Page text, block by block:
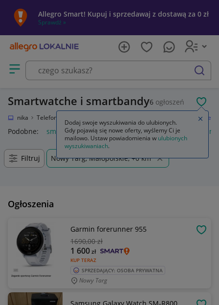
Allegro Smart! Kupuj i sprzedawaj z dostawą za 0 zł
Sprawdź »
Otwórz menu z kategoriami
szukaj
Smartwatche i smartbandy6 ogłoszeń
Telefony i Akcesoria Smartwatche
Podobne: smartwatch smartwatch garmin smartwatche
Filtruj Nowy Targ, Małopolskie, +0 km
Ogłoszenia
Garmin forerunner 955
1690,00 zł
KUP TERAZ
1 600zł
SPRZEDAJĄCY: OSOBA PRYWATNA
Nowy Targ
Dodaj swoje wyszukiwania do ulubionych.
Gdy pojawią się nowe oferty, wyślemy Ci je
mailowo. Ustaw powiadomienia w ulubionych
wyszukiwaniach.